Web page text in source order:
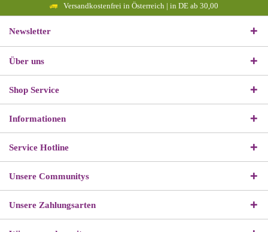
Versandkostenfrei in Österreich | in DE ab 30,00
Newsletter
Über uns
Shop Service
Informationen
Service Hotline
Unsere Communitys
Unsere Zahlungsarten